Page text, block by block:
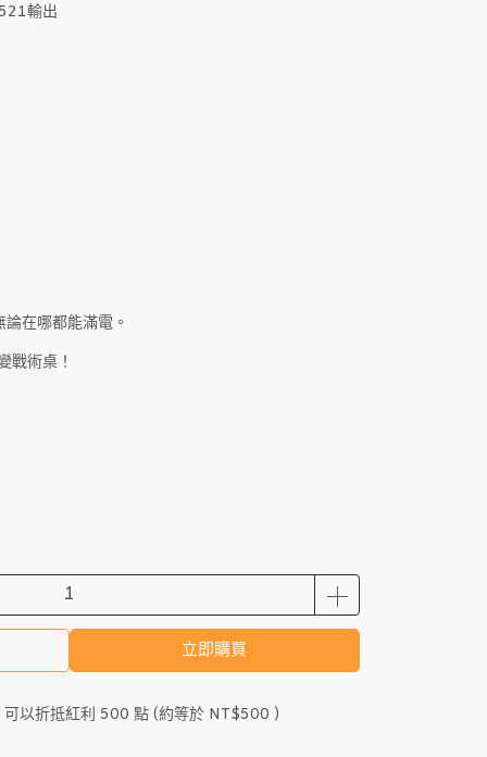
輸出
在哪都能滿電。
戰術桌！
立即購買
以折抵紅利 500 點 (約等於 NT$500 )